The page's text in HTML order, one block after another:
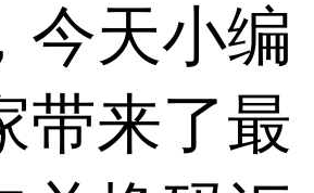
今天小编
带来了最